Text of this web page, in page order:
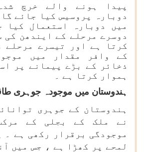
پیدا ہونے والے خرچ
دوبارہ پروسیس کیا جائے
میں دوبارہ استعمال کیا
دوسرے مرحلے کے ایندھن
کرتا ہے اور تیسرے مرحلے
کے وافر مقدار میں
ذخائر کے بڑے پیمانے پر
ہموار کرتا ہے ۔
ہندوستان میں موجودہ جوہری
ہندوستان کے جوہری
نے ملک کے بجلی کے
موجودگی برقرار رکھی ہے ۔
لمحے پر کھڑا ہے ، جس میں